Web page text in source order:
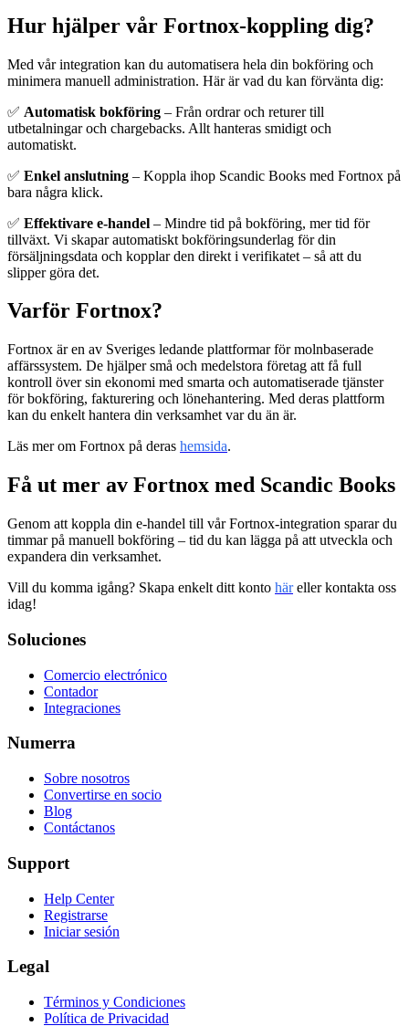
Hur hjälper vår Fortnox-koppling dig?
Med vår integration kan du automatisera hela din bokföring och
minimera manuell administration. Här är vad du kan förvänta dig:
✅ Automatisk bokföring – Från ordrar och returer till
utbetalningar och chargebacks. Allt hanteras smidigt och
automatiskt.
✅ Enkel anslutning – Koppla ihop Scandic Books med Fortnox på
bara några klick.
✅ Effektivare e-handel – Mindre tid på bokföring, mer tid för
tillväxt. Vi skapar automatiskt bokföringsunderlag för din
försäljningsdata och kopplar den direkt i verifikatet – så att du
slipper göra det.
Varför Fortnox?
Fortnox är en av Sveriges ledande plattformar för molnbaserade
affärssystem. De hjälper små och medelstora företag att få full
kontroll över sin ekonomi med smarta och automatiserade tjänster
för bokföring, fakturering och lönehantering. Med deras plattform
kan du enkelt hantera din verksamhet var du än är.
Läs mer om Fortnox på deras hemsida.
Få ut mer av Fortnox med Scandic Books
Genom att koppla din e-handel till vår Fortnox-integration sparar du
timmar på manuell bokföring – tid du kan lägga på att utveckla och
expandera din verksamhet.
Vill du komma igång? Skapa enkelt ditt konto häreller kontakta oss
idag!
Soluciones
Comercio electrónico
Contador
Integraciones
Numerra
Sobre nosotros
Convertirse en socio
Blog
Contáctanos
Support
Help Center
Registrarse
Iniciar sesión
Legal
Términos y Condiciones
Política de Privacidad